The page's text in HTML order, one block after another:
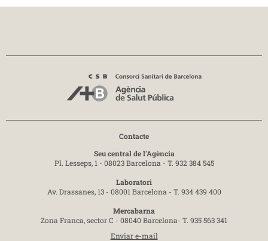
Contacte
Seu central de l'Agència
Pl. Lesseps, 1 - 08023 Barcelona - T. 932 384 545
Laboratori
Av. Drassanes, 13 - 08001 Barcelona - T. 934 439 400
Mercabarna
Zona Franca, sector C - 08040 Barcelona- T. 935 563 341
Enviar e-mail